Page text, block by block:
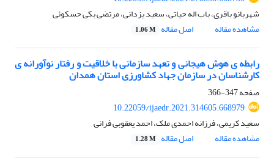
شهربانو باقری، باب اله حیاتی، سعید یزدانی، مرتضی بکی حسکوئی
مشاهده مقاله
اصل مقاله 1.06 M
رابطه ی هوش هیجانی و تعهد سازمانی با خلاقیت و رفتار نوآورانه ی
کارشناسان در سازمان جهاد کشاورزی استان همدان
صفحه347-366
10.22059/ijaedr.2021.314605.668979
سعید کریمی، فرزانه احمدی ملک، احمد یعقوبی فرانی
مشاهده مقاله
اصل مقاله 1.28 M